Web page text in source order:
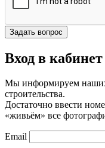
Вход в
Мы информируем наших
строительства.
Достаточно ввести
«живьём» все
Email